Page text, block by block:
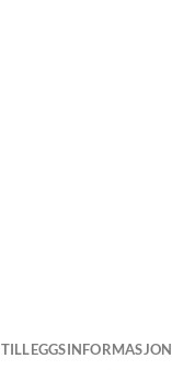
TILLEGGSINFORMASJON